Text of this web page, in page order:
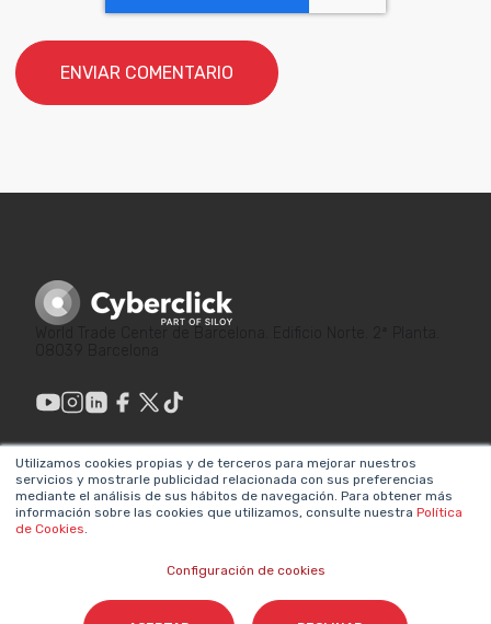
Utilizamos cookies propias y de terceros para mejorar nuestros
servicios y mostrarle publicidad relacionada con sus preferencias
mediante el análisis de sus hábitos de navegación. Para obtener más
información sobre las cookies que utilizamos, consulte nuestra Política
de Cookies.
Configuración de cookies
ENLACES DE
INTERÉS
Metodologías propias
LEGAL
Política de privacidad
Sistema interno de